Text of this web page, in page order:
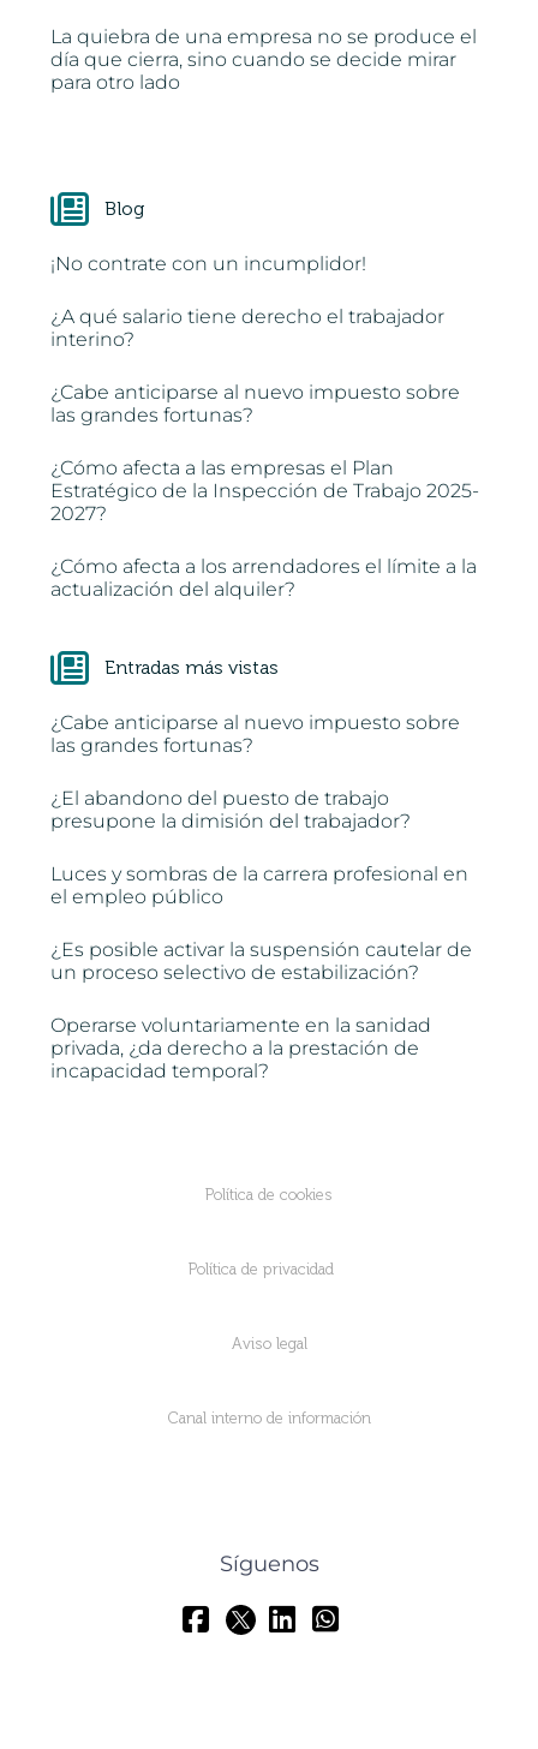
La quiebra de una empresa no se produce el
día que cierra, sino cuando se decide mirar
para otro lado
Blog
¡No contrate con un incumplidor!
¿A qué salario tiene derecho el trabajador
interino?
¿Cabe anticiparse al nuevo impuesto sobre
las grandes fortunas?
¿Cómo afecta a las empresas el Plan
Estratégico de la Inspección de Trabajo 2025-
2027?
¿Cómo afecta a los arrendadores el límite a la
actualización del alquiler?
Entradas más vistas
¿Cabe anticiparse al nuevo impuesto sobre
las grandes fortunas?
¿El abandono del puesto de trabajo
presupone la dimisión del trabajador?
Luces y sombras de la carrera profesional en
el empleo público
¿Es posible activar la suspensión cautelar de
un proceso selectivo de estabilización?
Operarse voluntariamente en la sanidad
privada, ¿da derecho a la prestación de
incapacidad temporal?
Política de cookies
Política de privacidad
Aviso legal
Canal interno de información
Síguenos